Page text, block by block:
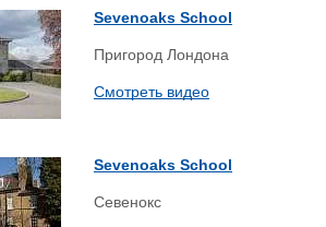
Sevenoaks School
Пригород Лондона
Смотреть видео
Sevenoaks School
Севенокс